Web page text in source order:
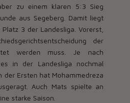
zu einem klaren 5:3 Sieg
aus Segeberg. Damit liegt
3 der Landesliga. Vorerst,
der
werden muss. Je nach
in der Landesliga nochmal
der Ersten hat Mohammedreza
Auch Mats spielte an
starke Saison.